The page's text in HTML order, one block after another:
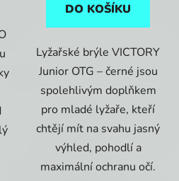
DO KOŠÍKU
Lyžařské brýle VICTORY
Junior OTG – černé jsou
spolehlivým doplňkem
pro mladé lyžaře, kteří
chtějí mít na svahu jasný
výhled, pohodlí a
maximální ochranu očí.